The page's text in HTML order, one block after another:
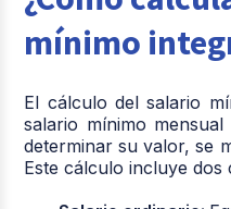
mínimo
El cálculo del salario
salario mínimo
determinar su valor, se
Este cálculo incluye dos